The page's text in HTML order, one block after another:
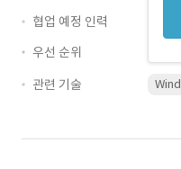
협업 예정 인력
우선 순위
관련 기술